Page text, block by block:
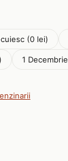
(0 lei)
1